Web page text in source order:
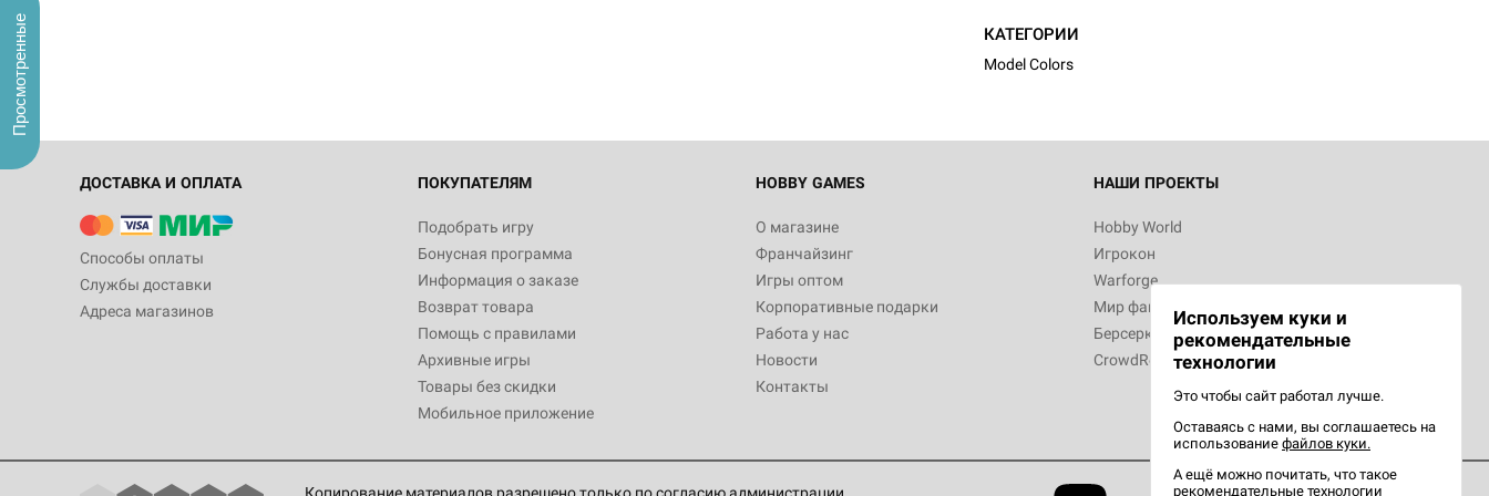
КАТЕГОРИИ
Model Colors
ДОСТАВКА И ОПЛАТА
Способы оплаты
Службы доставки
Адреса магазинов
ПОКУПАТЕЛЯМ
Подобрать игру
Бонусная программа
Информация о заказе
Возврат товара
Помощь с правилами
Архивные игры
Товары без скидки
Мобильное приложение
HOBBY GAMES
О магазине
Франчайзинг
Игры оптом
Корпоративные подарки
Работа у нас
Новости
Контакты
НАШИ ПРОЕКТЫ
Hobby World
Игрокон
Warforge
Мир фантастики
Берсерк
CrowdRepublic
Используем куки и
рекомендательные
технологии
Это чтобы сайт работал лучше.
Оставаясь с нами, вы соглашаетесь на
использование файлов куки.
А ещё можно почитать, что такое
рекомендательные технологии
Просмотренные
Белая смерть
12 990
Настольная игра Hobby World Ужас
3 490